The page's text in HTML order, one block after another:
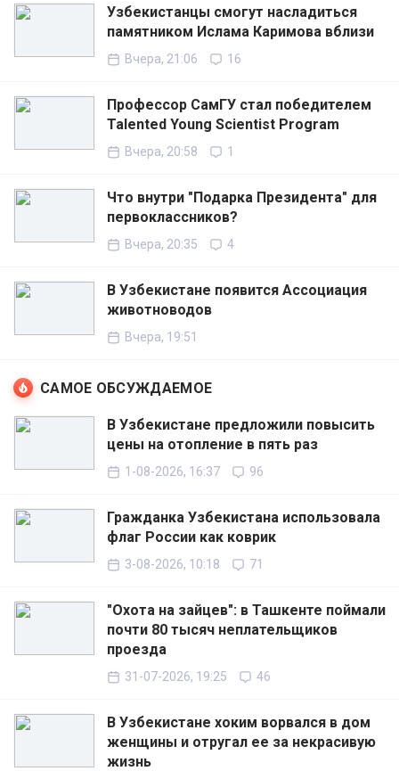
Узбекистанцы смогут насладиться
памятником Ислама Каримова вблизи
Вчера, 21:06 16
Профессор СамГУ стал победителем
Talented Young Scientist Program
Вчера, 20:58 1
Что внутри "Подарка Президента" для
первоклассников?
Вчера, 20:35 4
В Узбекистане появится Ассоциация
животноводов
Вчера, 19:51
САМОЕ ОБСУЖДАЕМОЕ
В Узбекистане предложили повысить
цены на отопление в пять раз
1-08-2026, 16:37 96
Гражданка Узбекистана использовала
флаг России как коврик
3-08-2026, 10:18 71
"Охота на зайцев": в Ташкенте поймали
почти 80 тысяч неплательщиков
проезда
31-07-2026, 19:25 46
В Узбекистане хоким ворвался в дом
женщины и отругал ее за некрасивую
жизнь